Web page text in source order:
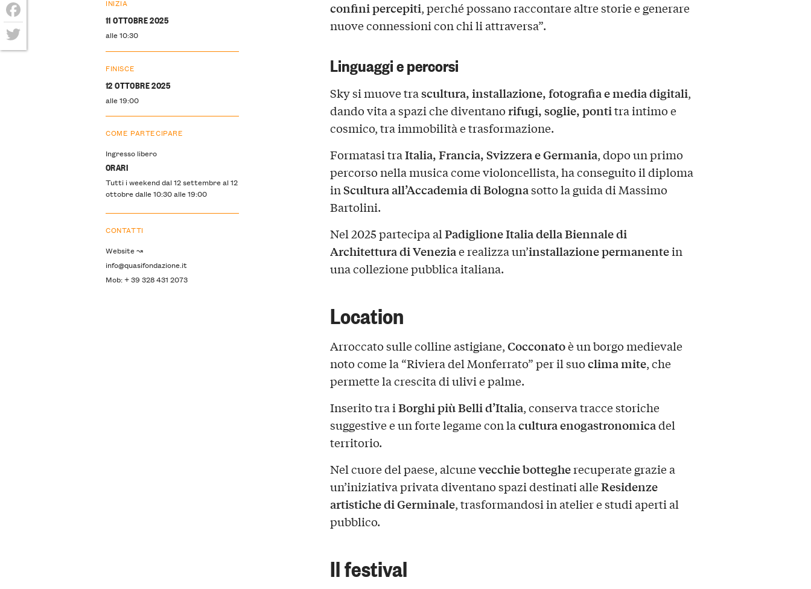
confini percepiti, perché possano raccontare altre storie e generare
nuove connessioni con chi li attraversa”.
Linguaggi e percorsi
Sky si muove trascultura, installazione, fotografia e media digitali,
dando vita a spazi che diventanorifugi, soglie, pontitra intimo e
cosmico, tra immobilità e trasformazione.
Formatasi traItalia, Francia, Svizzera e Germania, dopo un primo
percorso nella musica come violoncellista, ha conseguito il diploma
inScultura all’Accademia di Bolognasotto la guida di Massimo
Bartolini.
Nel 2025 partecipa alPadiglione Italia della Biennale di
Architettura di Veneziae realizza un’installazione permanentein
una collezione pubblica italiana.
Location
Arroccato sulle colline astigiane,Cocconatoè un borgo medievale
noto come la “Riviera del Monferrato” per il suoclima mite, che
permette la crescita di ulivi e palme.
Inserito tra iBorghi più Belli d’Italia, conserva tracce storiche
suggestive e un forte legame con lacultura enogastronomicadel
territorio.
Nel cuore del paese, alcunevecchie bottegherecuperate grazie a
un’iniziativa privata diventano spazi destinati alleResidenze
artistiche di Germinale, trasformandosi in atelier e studi aperti al
pubblico.
Il festival
INIZIA
11 OTTOBRE 2025
alle 10:30
FINISCE
12 OTTOBRE 2025
alle 19:00
COME PARTECIPARE
Ingresso libero
ORARI
Tutti i weekend dal 12 settembre al 12
ottobre dalle 10:30 alle 19:00
CONTATTI
Website ↝
info@quasifondazione.it
Mob: + 39 328 431 2073
Facebook
Twitter